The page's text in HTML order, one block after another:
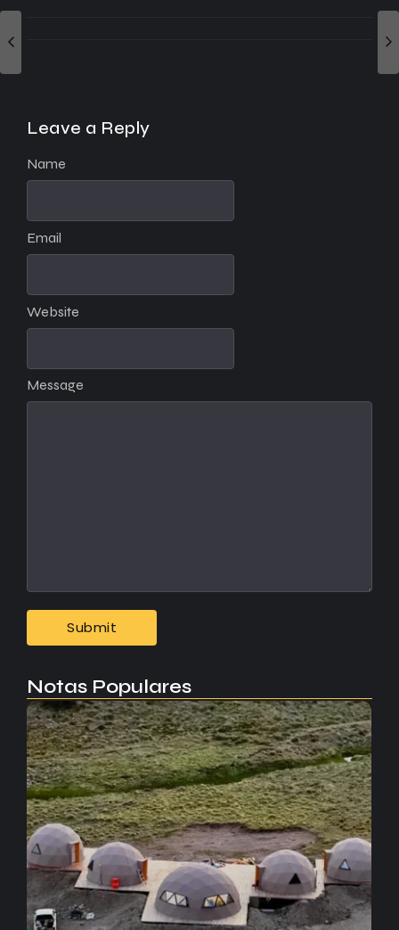
Leave a Reply
Message
Name
Email
Website
Notas Populares